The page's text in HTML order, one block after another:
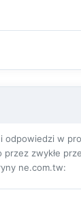
odpowiedzi w
zwykłe
ne.com.tw: